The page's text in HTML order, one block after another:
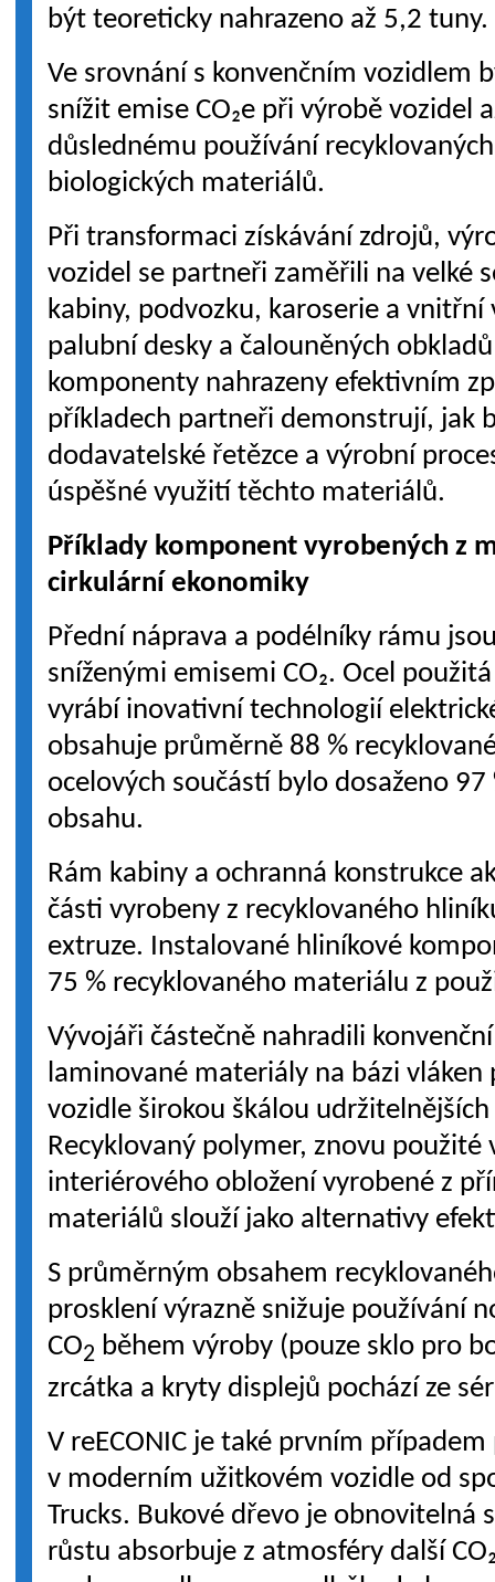
být teoreticky nahrazeno až 5,2 tuny.
Ve srovnání s konvenčním vozidlem
snížit emise CO₂e při výrobě vozidel
důslednému používání
biologických materiálů.
Při transformaci získávání zdrojů,
vozidel se partneři zaměřili na velké
kabiny, podvozku, karoserie a vnitřní
palubní desky a čalouněných
komponenty nahrazeny efektivním
příkladech partneři demonstrují, jak
dodavatelské řetězce a výrobní
úspěšné využití těchto materiálů.
Příklady komponent vyrobených z
cirkulární ekonomiky
Přední náprava a podélníky rámu
sníženými emisemi CO₂. Ocel
vyrábí inovativní technologií
obsahuje průměrně 88 %
ocelových součástí bylo dosaženo
obsahu.
Rám kabiny a ochranná konstrukce
části vyrobeny z recyklovaného
extruze. Instalované hliníkové
75 % recyklovaného materiálu z
Vývojáři částečně nahradili
laminované materiály na bázi vláken
vozidle širokou škálou
Recyklovaný polymer, znovu použité
interiérového obložení vyrobené z
materiálů slouží jako alternativy
S průměrným obsahem
prosklení výrazně snižuje používání
CO2 během výroby (pouze sklo pro
zrcátka a kryty displejů pochází ze
V reECONIC je také prvním
v moderním užitkovém vozidle od
Trucks. Bukové dřevo je obnovitelná
růstu absorbuje z atmosféry další